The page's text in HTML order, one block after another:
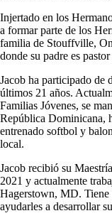
Injertado en los
a formar parte de los
familia de Stouffville,
donde su padre es
Jacob ha participado de
últimos 21 años.
Familias Jóvenes, se
República Dominicana,
entrenado softbol y
local.
Jacob recibió su
2021 y actualmente
Hagerstown, MD. Tiene
ayudarles a desarrollar